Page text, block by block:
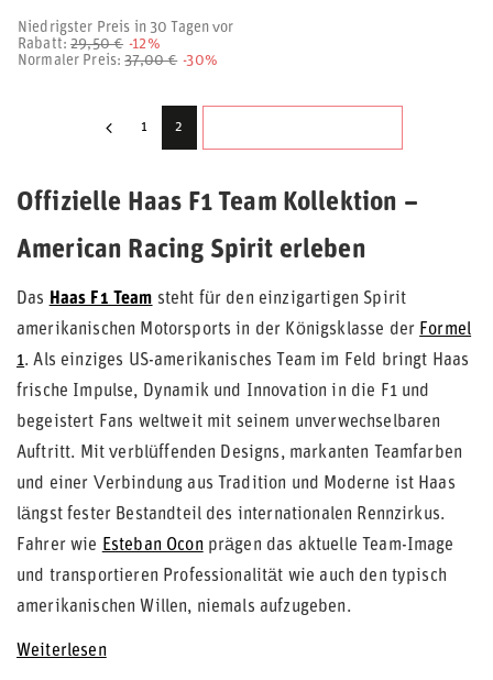
Niedrigster Preis in 30 Tagen vor
Rabatt:29,50 € -12%
Normaler Preis:37,00 € -30%
1 2
Offizielle Haas F1 Team Kollektion –
American Racing Spirit erleben
Das Haas F1 Team steht für den einzigartigen Spirit
amerikanischen Motorsports in der Königsklasse der Formel
1. Als einziges US-amerikanisches Team im Feld bringt Haas
frische Impulse, Dynamik und Innovation in die F1 und
begeistert Fans weltweit mit seinem unverwechselbaren
Auftritt. Mit verblüffenden Designs, markanten Teamfarben
und einer Verbindung aus Tradition und Moderne ist Haas
längst fester Bestandteil des internationalen Rennzirkus.
Fahrer wie Esteban Ocon prägen das aktuelle Team-Image
und transportieren Professionalität wie auch den typisch
amerikanischen Willen, niemals aufzugeben.
Weiterlesen